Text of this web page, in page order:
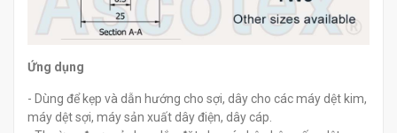
Ứng dụng
- Dùng để kẹp và dẫn hướng cho sợi, dây cho các máy dệt kim,
máy dệt sợi, máy sản xuất dây điện, dây cáp.